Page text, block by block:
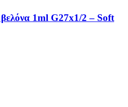
βελόνα 1ml G27x1/2 – Soft